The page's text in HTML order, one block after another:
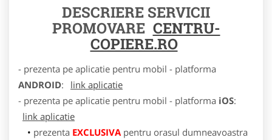
DESCRIERE SERVICII
PROMOVARE CENTRU-
COPIERE.RO
- prezenta pe aplicatie pentru mobil - platforma
ANDROID:
link aplicatie
- prezenta pe aplicatie pentru mobil - platforma iOS:
link aplicatie
prezenta EXCLUSIVApentru orasul dumneavoastra